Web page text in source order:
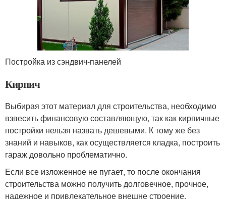
Постройка из сэндвич-панелей
Кирпич
Выбирая этот материал для строительства, необходимо
взвесить финансовую составляющую, так как кирпичные
постройки нельзя назвать дешевыми. К тому же без
знаний и навыков, как осуществляется кладка, построить
гараж довольно проблематично.
Если все изложенное не пугает, то после окончания
строительства можно получить долговечное, прочное,
надежное и привлекательное внешне строение.